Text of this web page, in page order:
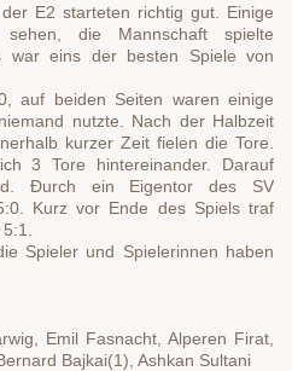
E2 starteten richtig gut. Einige
die Mannschaft spielte
war eins der besten Spiele von
auf beiden Seiten waren einige
nutzte. Nach der Halbzeit
kurzer Zeit fielen die Tore.
3 Tore hintereinander. Darauf
Ðurch ein Eigentor des SV
Kurz vor Ende des Spiels traf
Spieler und Spielerinnen haben
Emil Fasnacht, Alperen Firat,
Bajkai(1), Ashkan Sultani